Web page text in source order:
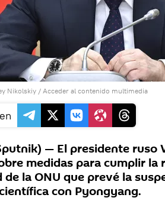
Nikolskiy / Acceder al contenido multimedia
— El presidente
medidas para cumplir la
de la ONU que prevé la
con Pyongyang.